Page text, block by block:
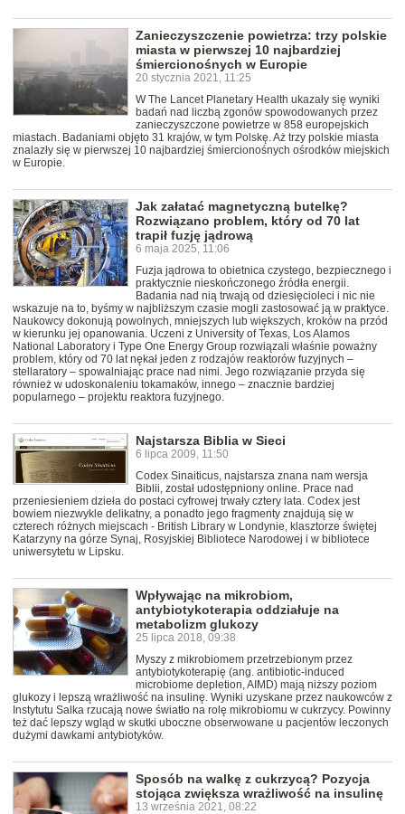
Zanieczyszczenie powietrza: trzy polskie
miasta w pierwszej 10 najbardziej
śmiercionośnych w Europie
20 stycznia 2021, 11:25
W The Lancet Planetary Health ukazały się wyniki
badań nad liczbą zgonów spowodowanych przez
zanieczyszczone powietrze w 858 europejskich
miastach. Badaniami objęto 31 krajów, w tym Polskę. Aż trzy polskie miasta
znalazły się w pierwszej 10 najbardziej śmiercionośnych ośrodków miejskich
w Europie.
Jak załatać magnetyczną butelkę?
Rozwiązano problem, który od 70 lat
trapił fuzję jądrową
6 maja 2025, 11:06
Fuzja jądrowa to obietnica czystego, bezpiecznego i
praktycznie nieskończonego źródła energii.
Badania nad nią trwają od dziesięcioleci i nic nie
wskazuje na to, byśmy w najbliższym czasie mogli zastosować ją w praktyce.
Naukowcy dokonują powolnych, mniejszych lub większych, kroków na przód
w kierunku jej opanowania. Uczeni z University of Texas, Los Alamos
National Laboratory i Type One Energy Group rozwiązali właśnie poważny
problem, który od 70 lat nękał jeden z rodzajów reaktorów fuzyjnych –
stellaratory – spowalniając prace nad nimi. Jego rozwiązanie przyda się
również w udoskonaleniu tokamaków, innego – znacznie bardziej
popularnego – projektu reaktora fuzyjnego.
Najstarsza Biblia w Sieci
6 lipca 2009, 11:50
Codex Sinaiticus, najstarsza znana nam wersja
Biblii, został udostępniony online. Prace nad
przeniesieniem dzieła do postaci cyfrowej trwały cztery lata. Codex jest
bowiem niezwykle delikatny, a ponadto jego fragmenty znajdują się w
czterech różnych miejscach - British Library w Londynie, klasztorze świętej
Katarzyny na górze Synaj, Rosyjskiej Bibliotece Narodowej i w bibliotece
uniwersytetu w Lipsku.
Wpływając na mikrobiom,
antybiotykoterapia oddziałuje na
metabolizm glukozy
25 lipca 2018, 09:38
Myszy z mikrobiomem przetrzebionym przez
antybiotykoterapię (ang. antibiotic-induced
microbiome depletion, AIMD) mają niższy poziom
glukozy i lepszą wrażliwość na insulinę. Wyniki uzyskane przez naukowców z
Instytutu Salka rzucają nowe światło na rolę mikrobiomu w cukrzycy. Powinny
też dać lepszy wgląd w skutki uboczne obserwowane u pacjentów leczonych
dużymi dawkami antybiotyków.
Sposób na walkę z cukrzycą? Pozycja
stojąca zwiększa wrażliwość na insulinę
13 września 2021, 08:22